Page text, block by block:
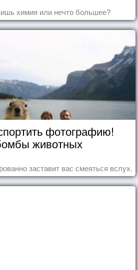
химия или нечто большее?
фотографию!
животных
заставит вас смеяться вслух.